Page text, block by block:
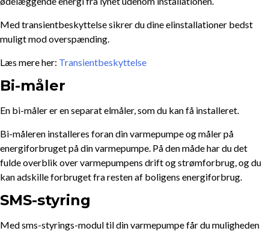
Med transientbeskyttelse sikrer du dine elinstallationer bedst
muligt mod overspænding.
Læs mere her: Transientbeskyttelse
Bi-måler
En bi-måler er en separat elmåler, som du kan få installeret.
Bi-måleren installeres foran din varmepumpe og måler på
energiforbruget på din varmepumpe. På den måde har du det
fulde overblik over varmepumpens drift og strømforbrug, og du
kan adskille forbruget fra resten af boligens energiforbrug.
SMS-styring
Med sms-styrings-modul til din varmepumpe får du muligheden